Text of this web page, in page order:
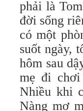
phải là
đời sống
có một
suốt ngày,
hôm sau
mẹ đi
Nhiều khi
Nàng mơ